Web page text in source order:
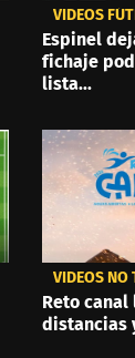
VIDEOS
Espinel
fichaje
lista...
VIDEOS NO
Reto
distancias